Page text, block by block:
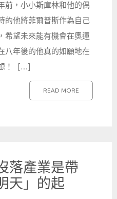
前，小小斯庫林和他的偶
的他將菲爾普斯作為自己
希望未來能有機會在奧運
八年後的他真的如願地在
！ […]
READ MORE
落產業是帶
天」的起